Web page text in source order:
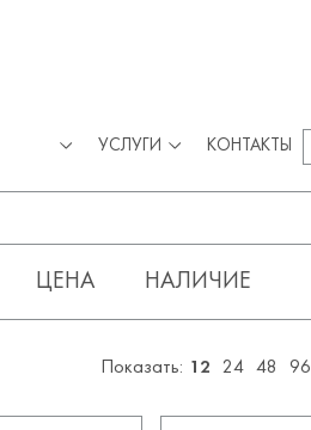
УСЛУГИ КОНТАКТЫ
ЦЕНА НАЛИЧИЕ
Показать: 12 24 48 96